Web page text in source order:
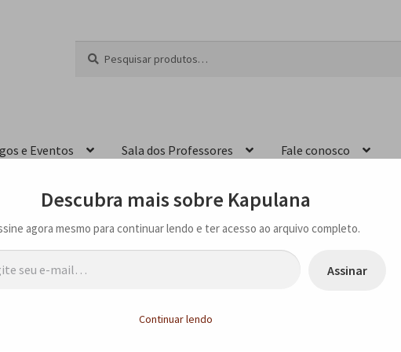
por:
e Eventos Sala dos Professores Fale conosco
de “Serei sereia?”, no Memorial da Inclusão em São Paulo – SP
Descubra mais sobre Kapulana
agora mesmo para continuar lendo e ter acesso ao arquivo completo.
Assinar
Continuar lendo